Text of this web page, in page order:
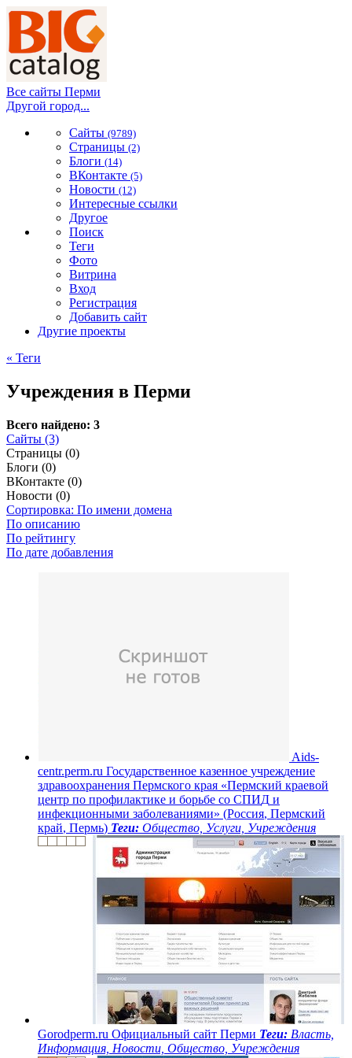
Все сайты Перми
Другой город...
Сайты (9789)
Страницы (2)
Блоги (14)
ВКонтакте (5)
Новости (12)
Интересные ссылки
Другое
Поиск
Теги
Фото
Витрина
Вход
Регистрация
Добавить сайт
Другие проекты
« Теги
Учреждения в Перми
Всего найдено: 3
Сайты (3)
Страницы (0)
Блоги (0)
ВКонтакте (0)
Новости (0)
Сортировка: По имени домена
По описанию
По рейтингу
По дате добавления
Aids-
centr.perm.ru Государственное казенное учреждение
здравоохранения Пермского края «Пермский краевой
центр по профилактике и борьбе со СПИД и
инфекционными заболеваниями» (Россия, Пермский
край, Пермь) Теги: Общество, Услуги, Учреждения
Gorodperm.ru Официальный сайт Перми Теги: Власть,
Информация, Новости, Общество, Учреждения